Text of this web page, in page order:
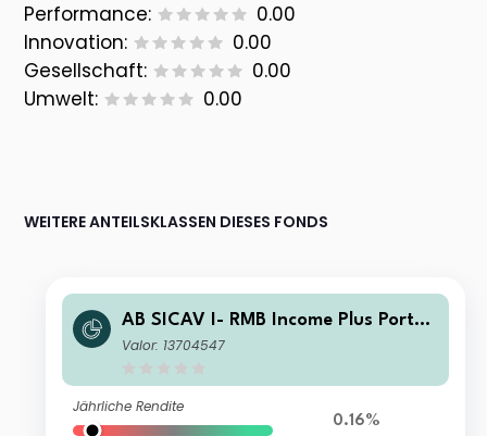
Performance:
0.00
Innovation:
0.00
Gesellschaft:
0.00
Umwelt:
0.00
WEITERE ANTEILSKLASSEN DIESES FONDS
AB SICAV I- RMB Income Plus Portfo
lio S1 USD Acc
Valor: 13704547
Jährliche Rendite
0.16%